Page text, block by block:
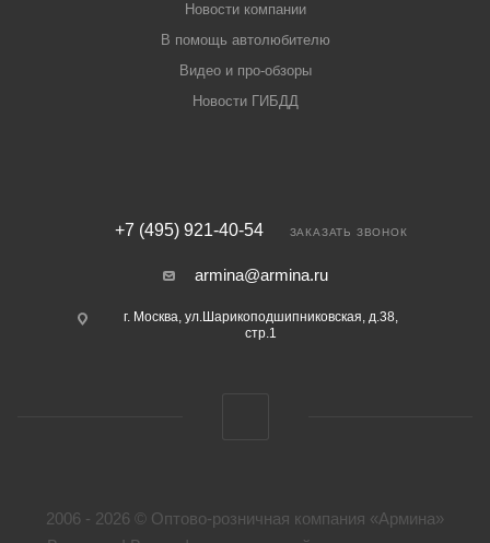
Новости компании
В помощь автолюбителю
Видео и про-обзоры
Новости ГИБДД
+7 (495) 921-40-54 ЗАКАЗАТЬ ЗВОНОК
armina@armina.ru
г. Москва, ул.Шарикоподшипниковская, д.38,
стр.1
2006 - 2026 © Оптово-розничная компания «Армина»